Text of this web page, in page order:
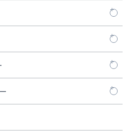
紹介
いて
て
動脈ステント留置術
について
ーについて